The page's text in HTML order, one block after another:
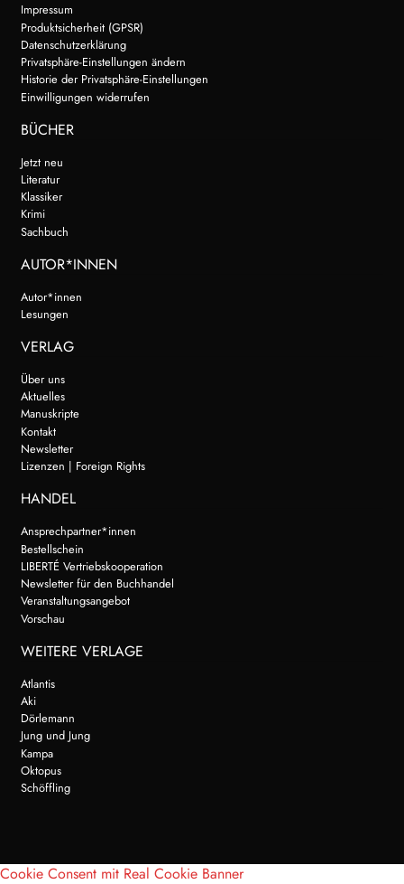
Impressum
Produktsicherheit (GPSR)
Datenschutzerklärung
Privatsphäre-Einstellungen ändern
Historie der Privatsphäre-Einstellungen
Einwilligungen widerrufen
BÜCHER
Jetzt neu
Literatur
Klassiker
Krimi
Sachbuch
AUTOR*INNEN
Autor*innen
Lesungen
VERLAG
Über uns
Aktuelles
Manuskripte
Kontakt
Newsletter
Lizenzen | Foreign Rights
HANDEL
Ansprechpartner*innen
Bestellschein
LIBERTÉ Vertriebskooperation
Newsletter für den Buchhandel
Veranstaltungsangebot
Vorschau
WEITERE VERLAGE
Atlantis
Aki
Dörlemann
Jung und Jung
Kampa
Oktopus
Schöffling
Cookie Consent mit Real Cookie Banner